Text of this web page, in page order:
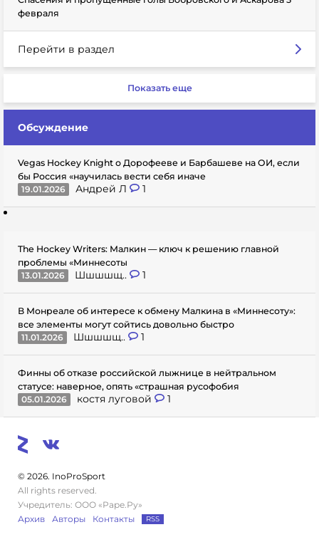
февраля
Перейти в раздел
Показать еще
Обсуждение
Vegas Hockey Knight о Дорофееве и Барбашеве на ОИ, если
бы Россия «научилась вести себя иначе
19.01.2026
Андрей Л 1
The Hockey Writers: Малкин — ключ к решению главной
проблемы «Миннесоты
13.01.2026
Шшшшщ.. 1
В Монреале об интересе к обмену Малкина в «Миннесоту»:
все элементы могут сойтись довольно быстро
11.01.2026
Шшшшщ.. 1
Финны об отказе российской лыжнице в нейтральном
статусе: наверное, опять «страшная русофобия
05.01.2026
костя луговой 1
© 2026. InoProSport
All rights reserved.
Учредитель: ООО «Раре.Ру»
Архив
Авторы Контакты RSS